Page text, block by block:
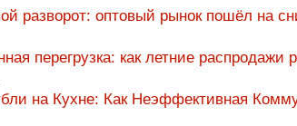
разворот: оптовый рынок пошёл на
перегрузка: как летние
на Кухне: Как Неэффективная